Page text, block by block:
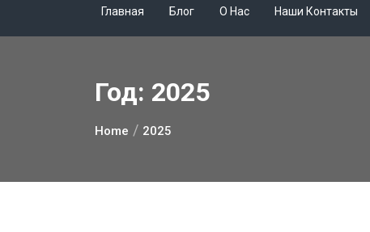
Главная Блог О Нас Наши Контакты
Год: 2025
Home 2025